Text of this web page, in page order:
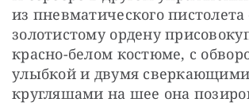
из пневматического
золотистому ордену
красно-белом костюме, с
улыбкой и двумя сверкающими
кругляшами на шее она